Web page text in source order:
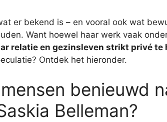
er bekend is – en vooral ook wat
Want hoewel haar werk vaak
relatie en gezinsleven strikt privé te
Ontdek het hieronder.
benieuwd
Belleman?